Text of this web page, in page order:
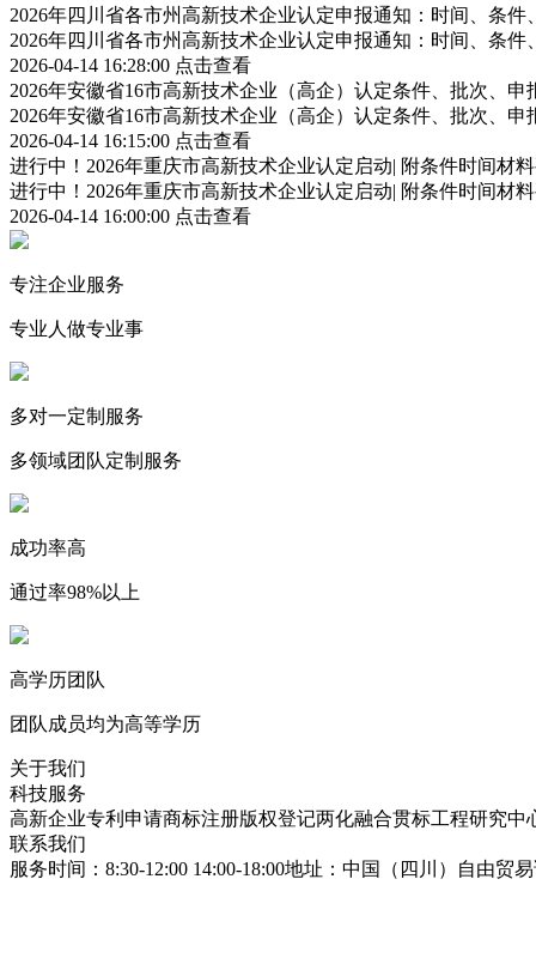
2026年四川省各市州高新技术企业认定申报通知：时间、条
2026年四川省各市州高新技术企业认定申报通知：时间、条
2026-04-14 16:28:00 点击查看
2026年安徽省16市高新技术企业（高企）认定条件、批次、申
2026年安徽省16市高新技术企业（高企）认定条件、批次、申
2026-04-14 16:15:00 点击查看
进行中！2026年重庆市高新技术企业认定启动| 附条件时间材
进行中！2026年重庆市高新技术企业认定启动| 附条件时间材
2026-04-14 16:00:00 点击查看
专注企业服务
专业人做专业事
多对一定制服务
多领域团队定制服务
成功率高
通过率98%以上
高学历团队
团队成员均为高等学历
关于我们
科技服务
高新企业专利申请商标注册版权登记两化融合贯标工程研究中
联系我们
服务时间：8:30-12:00 14:00-18:00地址：中国（四川）自由贸